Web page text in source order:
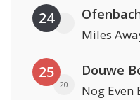
24
Miles
25
20
Douwe
Nog Even